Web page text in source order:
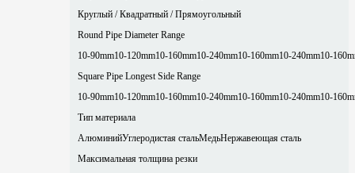
Круглый / Квадратный / Прямоугольный
Round Pipe Diameter Range
10-90mm10-120mm10-160mm10-240mm10-160mm10-240mm10-
Square Pipe Longest Side Range
10-90mm10-120mm10-160mm10-240mm10-160mm10-240mm10-
Тип материала
АлюминийУглеродистая стальМедьНержавеющая сталь
Максимальная толщина резки